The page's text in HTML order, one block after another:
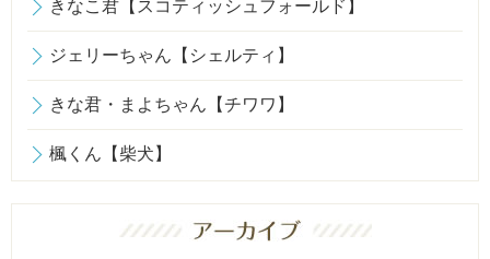
きなこ君【スコティッシュフォールド】
ジェリーちゃん【シェルティ】
きな君・まよちゃん【チワワ】
楓くん【柴犬】